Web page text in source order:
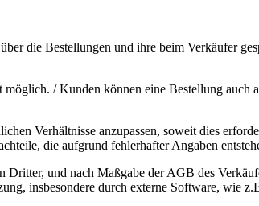
die Bestellungen und ihre beim Verkäufer
/ Kunden können eine Bestellung auch
Verhältnisse anzupassen, soweit dies
die aufgrund fehlerhafter Angaben
und nach Maßgabe der AGB des
insbesondere durch externe Software, wie